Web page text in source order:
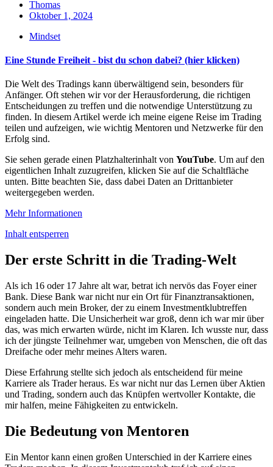
Thomas
Oktober 1, 2024
Mindset
Eine Stunde Freiheit - bist du schon dabei? (hier klicken)
Die Welt des Tradings kann überwältigend sein, besonders für
Anfänger. Oft stehen wir vor der Herausforderung, die richtigen
Entscheidungen zu treffen und die notwendige Unterstützung zu
finden. In diesem Artikel werde ich meine eigene Reise im Trading
teilen und aufzeigen, wie wichtig Mentoren und Netzwerke für den
Erfolg sind.
Sie sehen gerade einen Platzhalterinhalt von YouTube. Um auf den
eigentlichen Inhalt zuzugreifen, klicken Sie auf die Schaltfläche
unten. Bitte beachten Sie, dass dabei Daten an Drittanbieter
weitergegeben werden.
Mehr Informationen
Inhalt entsperren
Der erste Schritt in die Trading-Welt
Als ich 16 oder 17 Jahre alt war, betrat ich nervös das Foyer einer
Bank. Diese Bank war nicht nur ein Ort für Finanztransaktionen,
sondern auch mein Broker, der zu einem Investmentklubtreffen
eingeladen hatte. Die Unsicherheit war groß, denn ich war mir über
das, was mich erwarten würde, nicht im Klaren. Ich wusste nur, dass
ich der jüngste Teilnehmer war, umgeben von Menschen, die oft das
Dreifache oder mehr meines Alters waren.
Diese Erfahrung stellte sich jedoch als entscheidend für meine
Karriere als Trader heraus. Es war nicht nur das Lernen über Aktien
und Trading, sondern auch das Knüpfen wertvoller Kontakte, die
mir halfen, meine Fähigkeiten zu entwickeln.
Die Bedeutung von Mentoren
Ein Mentor kann einen großen Unterschied in der Karriere eines